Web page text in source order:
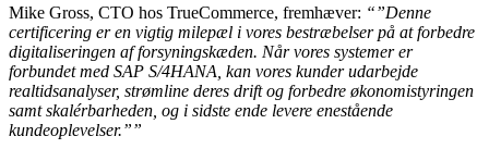
Mike Gross, CTO hos TrueCommerce, fremhæver: “”Denne
certificering er en vigtig milepæl i vores bestræbelser på at forbedre
digitaliseringen af forsyningskæden. Når vores systemer er
forbundet med SAP S/4HANA, kan vores kunder udarbejde
realtidsanalyser, strømline deres drift og forbedre økonomistyringen
samt skalérbarheden, og i sidste ende levere enestående
kundeoplevelser.””